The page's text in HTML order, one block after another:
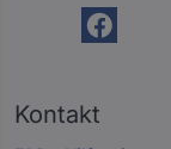
Kontakt